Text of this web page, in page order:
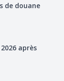
de douane
après